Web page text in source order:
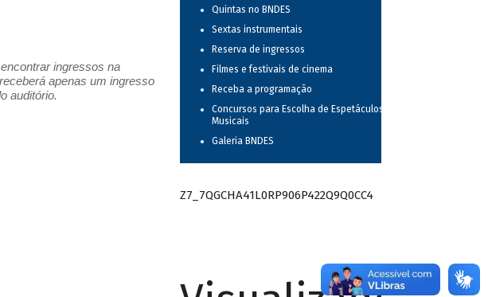
ingressos na
apenas um ingresso
auditório.
Quintas no BNDES
Sextas instrumentais
Reserva de ingressos
Filmes e festivais de cinema
Receba a programação
Concursos para Escolha de Espetáculos
Musicais
Galeria BNDES
Z7_7QGCHA41L0RP906P422Q9Q0CC4